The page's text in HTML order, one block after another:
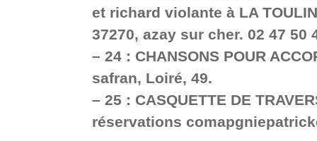
et richard violante à LA
37270, azay sur cher. 02 47 50
– 24 : CHANSONS POUR
safran, Loiré, 49.
– 25 : CASQUETTE DE
réservations